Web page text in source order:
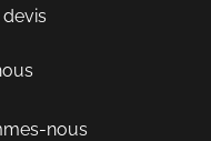
nous